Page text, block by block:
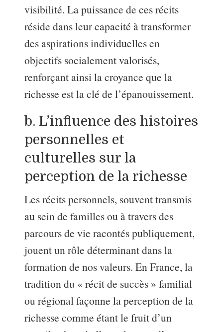
visibilité. La puissance de ces récits
réside dans leur capacité à transformer
des aspirations individuelles en
objectifs socialement valorisés,
renforçant ainsi la croyance que la
richesse est la clé de l’épanouissement.
b. L’influence des histoires
personnelles et
culturelles sur la
perception de la richesse
Les récits personnels, souvent transmis
au sein de familles ou à travers des
parcours de vie racontés publiquement,
jouent un rôle déterminant dans la
formation de nos valeurs. En France, la
tradition du « récit de succès » familial
ou régional façonne la perception de la
richesse comme étant le fruit d’un